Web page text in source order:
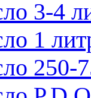
3-4
1
250-